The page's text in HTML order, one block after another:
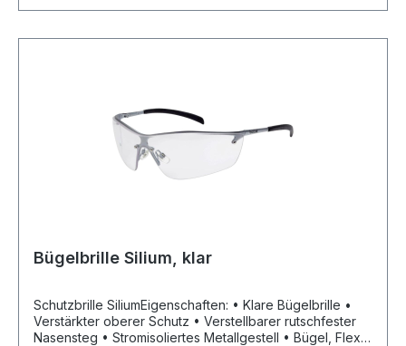
Bügelbrille Silium, klar
Schutzbrille SiliumEigenschaften: • Klare Bügelbrille •
Verstärkter oberer Schutz • Verstellbarer rutschfester
Nasensteg • Stromisoliertes Metallgestell • Bügel, Flex